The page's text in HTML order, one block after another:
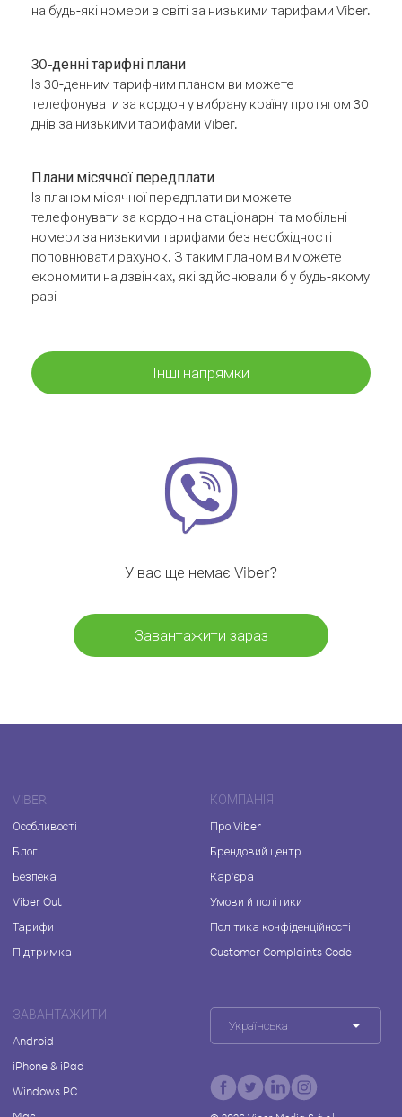
на будь-які номери в світі за низькими тарифами Viber.
30-денні тарифні плани
Із 30-денним тарифним планом ви можете
телефонувати за кордон у вибрану країну протягом 30
днів за низькими тарифами Viber.
Плани місячної передплати
Із планом місячної передплати ви можете
телефонувати за кордон на стаціонарні та мобільні
номери за низькими тарифами без необхідності
поповнювати рахунок. З таким планом ви можете
економити на дзвінках, які здійснювали б у будь-якому
разі
Інші напрямки
У вас ще немає Viber?
Завантажити зараз
VIBER
Особливості
Блог
Безпека
Viber Out
Тарифи
Підтримка
КОМПАНІЯ
Про Viber
Брендовий центр
Кар'єра
Умови й політики
Політика конфіденційності
Customer Complaints Code
ЗАВАНТАЖИТИ
Android
iPhone & iPad
Windows PC
Українська